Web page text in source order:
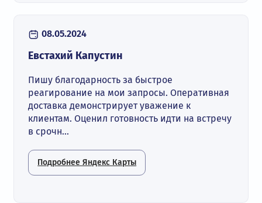
08.05.2024
Евстахий Капустин
Пишу благодарность за быстрое
реагирование на мои запросы. Оперативная
доставка демонстрирует уважение к
клиентам. Оценил готовность идти на встречу
в срочн...
Подробнее Яндекс Карты